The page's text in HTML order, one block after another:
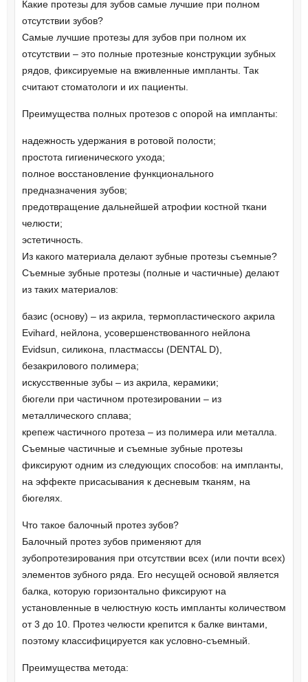
Какие протезы для зубов самые лучшие при полном
отсутствии зубов?
Самые лучшие протезы для зубов при полном их
отсутствии – это полные протезные конструкции зубных
рядов, фиксируемые на вживленные импланты. Так
считают стоматологи и их пациенты.
Преимущества полных протезов с опорой на импланты:
надежность удержания в ротовой полости;
простота гигиенического ухода;
полное восстановление функционального
предназначения зубов;
предотвращение дальнейшей атрофии костной ткани
челюсти;
эстетичность.
Из какого материала делают зубные протезы съемные?
Съемные зубные протезы (полные и частичные) делают
из таких материалов:
базис (основу) – из акрила, термопластического акрила
Evihard, нейлона, усовершенствованного нейлона
Evidsun, силикона, пластмассы (DENTAL D),
безакрилового полимера;
искусственные зубы – из акрила, керамики;
бюгели при частичном протезировании – из
металлического сплава;
крепеж частичного протеза – из полимера или металла.
Съемные частичные и съемные зубные протезы
фиксируют одним из следующих способов: на импланты,
на эффекте присасывания к десневым тканям, на
бюгелях.
Что такое балочный протез зубов?
Балочный протез зубов применяют для
зубопротезирования при отсутствии всех (или почти всех)
элементов зубного ряда. Его несущей основой является
балка, которую горизонтально фиксируют на
установленные в челюстную кость импланты количеством
от 3 до 10. Протез челюсти крепится к балке винтами,
поэтому классифицируется как условно-съемный.
Преимущества метода: